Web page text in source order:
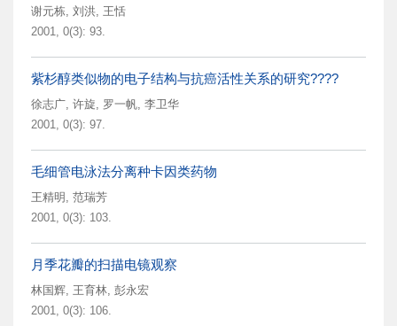
谢元栋, 刘洪, 王恬
2001, 0(3): 93.
紫杉醇类似物的电子结构与抗癌活性关系的研究????
徐志广, 许旋, 罗一帆, 李卫华
2001, 0(3): 97.
毛细管电泳法分离种卡因类药物
王精明 , 范瑞芳
2001, 0(3): 103.
月季花瓣的扫描电镜观察
林国辉, 王育林, 彭永宏
2001, 0(3): 106.